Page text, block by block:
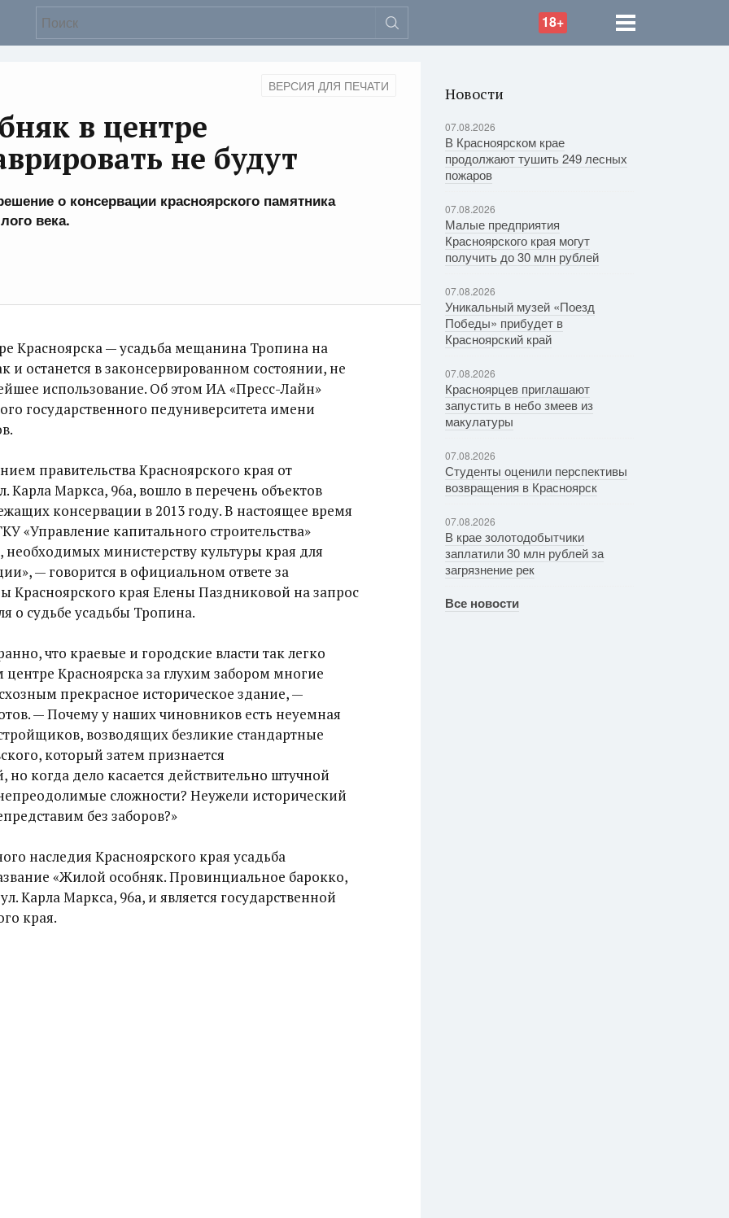
18+
ВЕРСИЯ ДЛЯ ПЕЧАТИ
в центре
не будут
о консервации красноярского памятника
века.
Красноярска — усадьба мещанина Тропина на
и останется в законсервированном состоянии, не
использование. Об этом ИА «Пресс-Лайн»
государственного педуниверситета имени
правительства Красноярского края от
Карла Маркса, 96а, вошло в перечень объектов
консервации в 2013 году. В настоящее время
«Управление капитального строительства»
необходимых министерству культуры края для
— говорится в официальном ответе за
Красноярского края Елены Паздниковой на запрос
о судьбе усадьбы Тропина.
что краевые и городские власти так легко
Красноярска за глухим забором многие
прекрасное историческое здание, —
— Почему у наших чиновников есть неуемная
возводящих безликие стандартные
который затем признается
когда дело касается действительно штучной
сложности? Неужели исторический
без заборов?»
наследия Красноярского края усадьба
«Жилой особняк. Провинциальное барокко,
Карла Маркса, 96а, и является государственной
края.
Новости
07.08.2026
В Красноярском крае
продолжают тушить 249 лесных
пожаров
07.08.2026
Малые предприятия
Красноярского края могут
получить до 30 млн рублей
07.08.2026
Уникальный музей «Поезд
Победы» прибудет в
Красноярский край
07.08.2026
Красноярцев приглашают
запустить в небо змеев из
макулатуры
07.08.2026
Студенты оценили перспективы
возвращения в Красноярск
07.08.2026
В крае золотодобытчики
заплатили 30 млн рублей за
загрязнение рек
Все новости